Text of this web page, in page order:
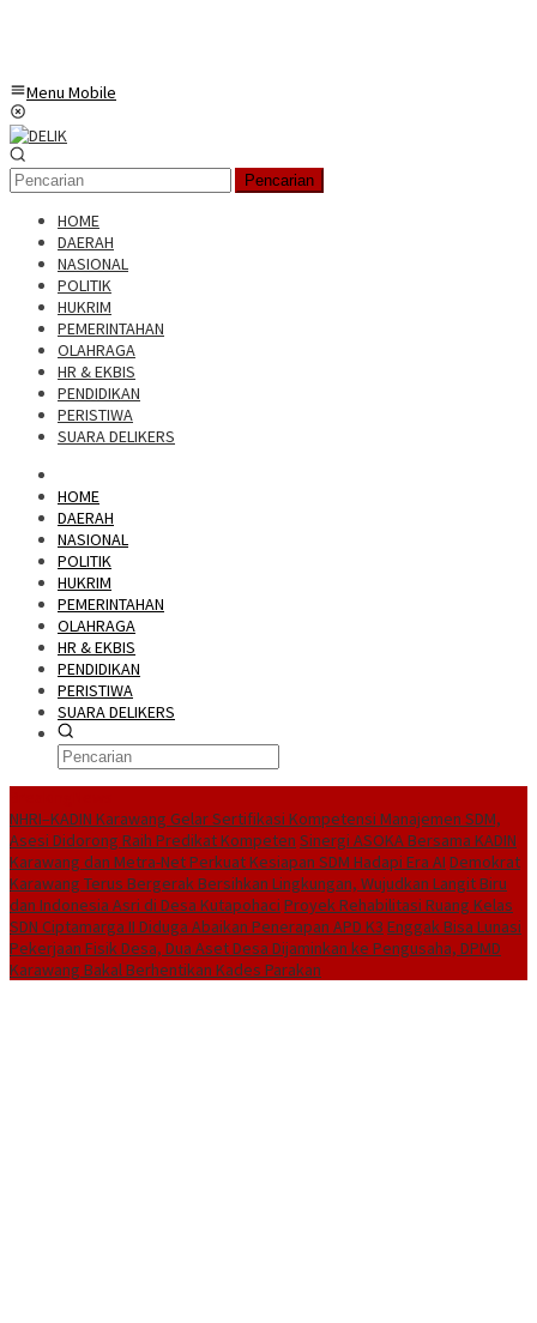
Menu Mobile
Pencarian
HOME
DAERAH
NASIONAL
POLITIK
HUKRIM
PEMERINTAHAN
OLAHRAGA
HR & EKBIS
PENDIDIKAN
PERISTIWA
SUARA DELIKERS
HOME
DAERAH
NASIONAL
POLITIK
HUKRIM
PEMERINTAHAN
OLAHRAGA
HR & EKBIS
PENDIDIKAN
PERISTIWA
SUARA DELIKERS
NHRI–KADIN Karawang Gelar Sertifikasi Kompetensi Manajemen SDM,
Asesi Didorong Raih Predikat Kompeten Sinergi ASOKA Bersama KADIN
Karawang dan Metra-Net Perkuat Kesiapan SDM Hadapi Era AI Demokrat
Karawang Terus Bergerak Bersihkan Lingkungan, Wujudkan Langit Biru
dan Indonesia Asri di Desa Kutapohaci Proyek Rehabilitasi Ruang Kelas
SDN Ciptamarga II Diduga Abaikan Penerapan APD K3 Enggak Bisa Lunasi
Pekerjaan Fisik Desa, Dua Aset Desa Dijaminkan ke Pengusaha, DPMD
Karawang Bakal Berhentikan Kades Parakan